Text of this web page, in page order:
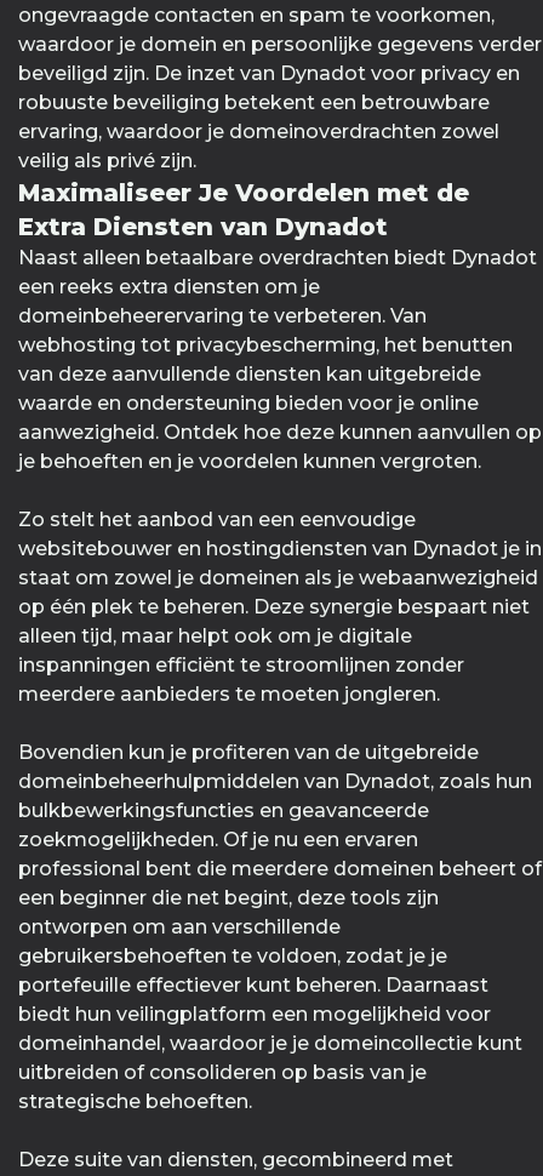
ongevraagde contacten en spam te voorkomen,
waardoor je domein en persoonlijke gegevens verder
beveiligd zijn. De inzet van Dynadot voor privacy en
robuuste beveiliging betekent een betrouwbare
ervaring, waardoor je domeinoverdrachten zowel
veilig als privé zijn.
Maximaliseer Je Voordelen met de
Extra Diensten van Dynadot
Naast alleen betaalbare overdrachten biedt Dynadot
een reeks extra diensten om je
domeinbeheerervaring te verbeteren. Van
webhosting tot privacybescherming, het benutten
van deze aanvullende diensten kan uitgebreide
waarde en ondersteuning bieden voor je online
aanwezigheid. Ontdek hoe deze kunnen aanvullen op
je behoeften en je voordelen kunnen vergroten.
Zo stelt het aanbod van een eenvoudige
websitebouwer en hostingdiensten van Dynadot je in
staat om zowel je domeinen als je webaanwezigheid
op één plek te beheren. Deze synergie bespaart niet
alleen tijd, maar helpt ook om je digitale
inspanningen efficiënt te stroomlijnen zonder
meerdere aanbieders te moeten jongleren.
Bovendien kun je profiteren van de uitgebreide
domeinbeheerhulpmiddelen van Dynadot, zoals hun
bulkbewerkingsfuncties en geavanceerde
zoekmogelijkheden. Of je nu een ervaren
professional bent die meerdere domeinen beheert of
een beginner die net begint, deze tools zijn
ontworpen om aan verschillende
gebruikersbehoeften te voldoen, zodat je je
portefeuille effectiever kunt beheren. Daarnaast
biedt hun veilingplatform een mogelijkheid voor
domeinhandel, waardoor je je domeincollectie kunt
uitbreiden of consolideren op basis van je
strategische behoeften.
Deze suite van diensten, gecombineerd met